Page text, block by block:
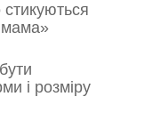
мама»
і розміру